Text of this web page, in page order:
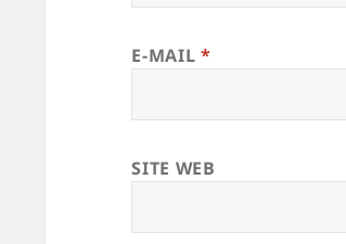
E-MAIL *
SITE WEB